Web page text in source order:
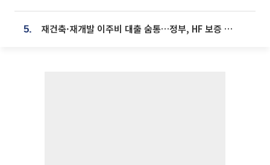
5. 재건축·재개발 이주비 대출 숨통…정부, HF 보증 신설 추진